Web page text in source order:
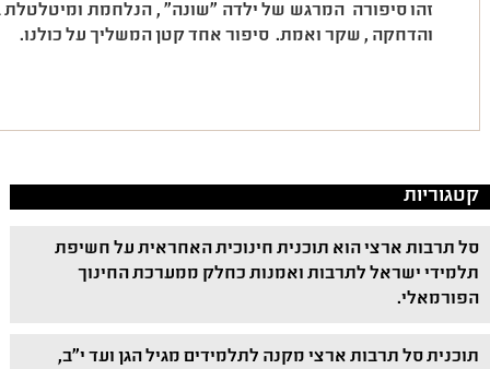
זהו סיפורה המרגש של ילדה "שונה" , הנלחמת ומיטלטלת
והדחקה , שקר ואמת. סיפור אחד קטן המשליך על
קטגוריות
סל תרבות ארצי הוא תוכנית חינוכית האחראית על חשיפת
תלמידי ישראל לתרבות ואמנות כחלק ממערכת החינוך
הפורמאלי.
תוכנית סל תרבות ארצי מקנה לתלמידים מגיל הגן ועד י"ב,